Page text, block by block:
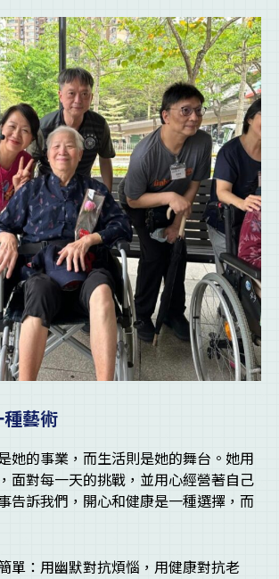
藝術
她的事業，而生活則是她的舞台。她用
面對每一天的挑戰，並用心經營著自己
告訴我們，開心和健康是一種選擇，而
單：用幽默對抗煩惱，用健康對抗老